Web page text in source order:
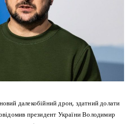
далекобійний дрон, здатний долати
президент України Володимир